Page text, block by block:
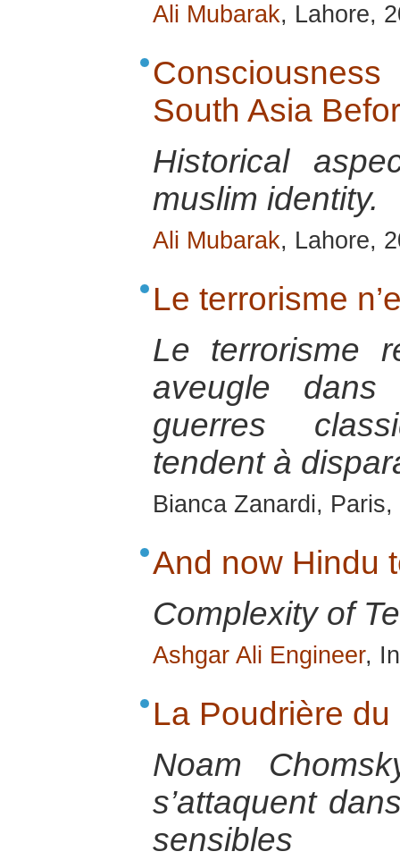
Ali Mubarak, Lahore,
South Asia
Historical
muslim identity.
Ali Mubarak, Lahore,
Le terrorisme
Le terrorisme
aveugle
guerres
tendent à
Bianca Zanardi,
And now Hindu
Complexity of
Ashgar Ali Engineer,
La Poudrière
Noam
s’attaquent